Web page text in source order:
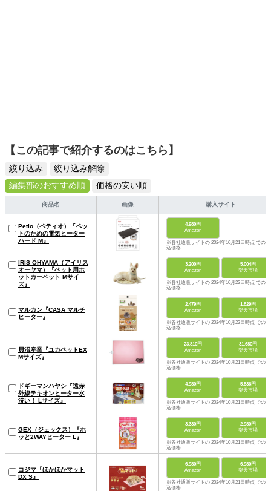
【この記事で紹介するのはこちら】
絞り込み
絞り込み解除
編集部のおすすめ順
価格の安い順
商品名 画像 購入サイト
Petio（ペティオ）『ペッ
トのための電気ヒーター
ハード M』
4,980円
Amazon
※各社通販サイトの 2024年10月21日時点 での税
込価格
IRIS OHYAMA（アイリス
オーヤマ）『ペット用ホ
ットカーペット Mサイ
ズ』
3,200円
Amazon
5,004円
楽天市場
※各社通販サイトの 2024年10月22日時点 での税
込価格
マルカン『CASA マルチ
ヒーター』
2,479円
Amazon
1,829円
楽天市場
※各社通販サイトの 2024年10月22日時点 での税
込価格
貝沼産業『ユカペットEX
Mサイズ』
23,810円
Amazon
31,680円
楽天市場
※各社通販サイトの 2024年10月21日時点 での税
込価格
ドギーマンハヤシ『遠赤
外線テキオンヒーター水
洗い！ Lサイズ』
4,980円
Amazon
5,536円
楽天市場
※各社通販サイトの 2024年10月21日時点 での税
込価格
GEX（ジェックス）『ホ
ッと2WAYヒーター L』
3,330円
Amazon
2,980円
楽天市場
※各社通販サイトの 2024年10月21日時点 での税
込価格
コジマ『ほかほかマット
DX S』
6,980円
Amazon
6,980円
楽天市場
※各社通販サイトの 2024年10月21日時点 での税
込価格